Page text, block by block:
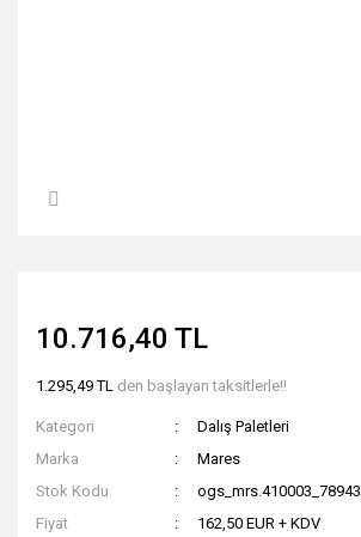
10.716,40 TL
1.295,49 TL den başlayan taksitlerle!!
Kategori
Dalış Paletleri
Marka
Mares
Stok Kodu
ogs_mrs.410003_78943
Fiyat
162,50 EUR + KDV